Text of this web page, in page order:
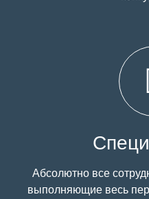
Абсолютно все
выполняющие весь